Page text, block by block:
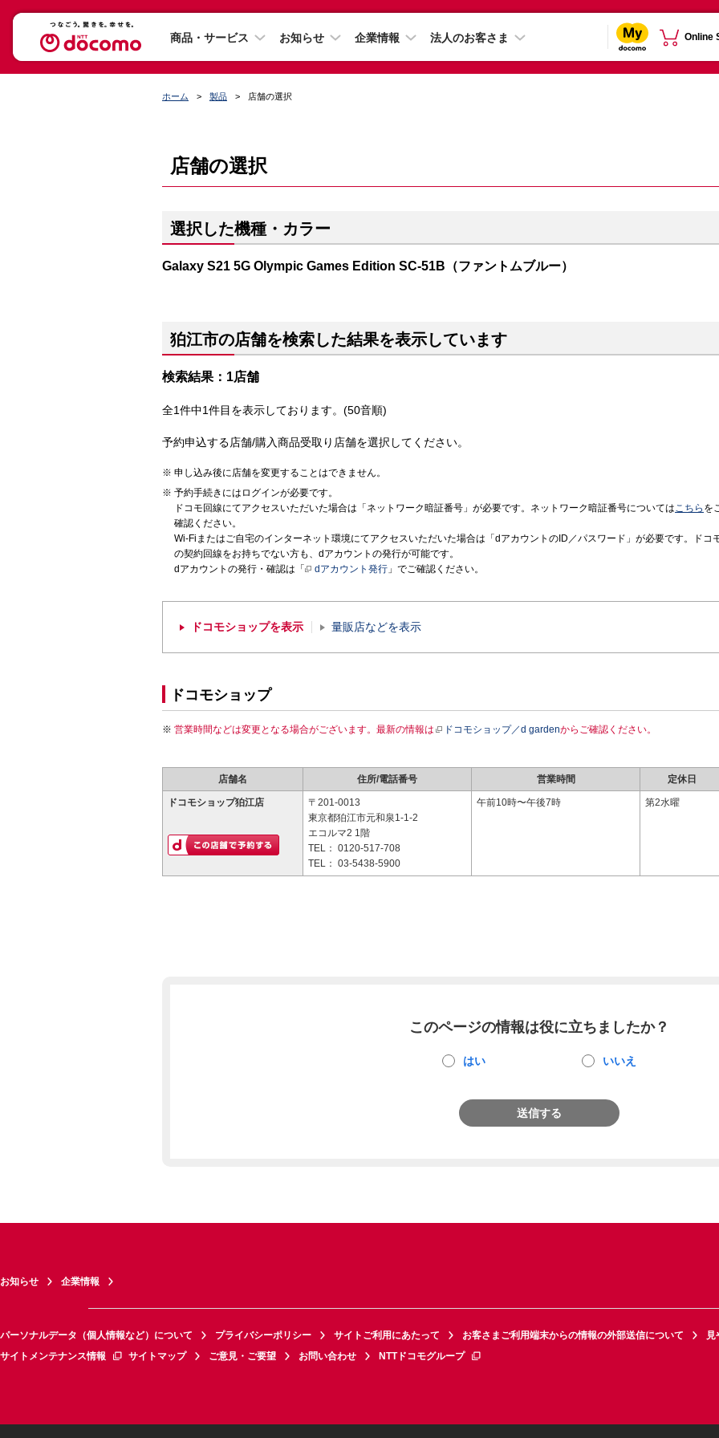
商品・サービス お知らせ 企業情報 法人のお客さま Online
ホーム 製品 店舗の選択
店舗の選択
選択した機種・カラー
Galaxy S21 5G Olympic Games Edition SC-51B（ファントムブルー）
狛江市の店舗を検索した結果を表示しています
検索結果：1店舗
全1件中1件目を表示しております。(50音順)
予約申込する店舗/購入商品受取り店舗を選択してください。
申し込み後に店舗を変更することはできません。
予約手続きにはログインが必要です。
ドコモ回線にてアクセスいただいた場合は「ネットワーク暗証番号」が必要です。ネットワーク暗証番号についてはこちら を
確認ください。
Wi-Fiまたはご自宅のインターネット環境にてアクセスいただいた場合は「dアカウントのID／パスワード」が必要です。ドコ
の契約回線をお持ちでない方も、dアカウントの発行が可能です。
dアカウントの発行・確認は「
dアカウント発行 」でご確認ください。
ドコモショップを表示 量販店などを表示
ドコモショップ
営業時間などは変更となる場合がございます。最新の情報は ドコモショップ／d gardenからご確認ください。
店舗名 住所/電話番号 営業時間 定休日
ドコモショップ狛江店
〒201-0013
東京都狛江市元和泉1-1-2
エコルマ2 1階
TEL： 0120-517-708
TEL： 03-5438-5900
午前10時〜午後7時 第2水曜
このページの情報は役に立ちましたか？
はい いいえ
送信する
お知らせ 企業情報
パーソナルデータ（個人情報など）について プライバシーポリシー サイトご利用にあたって お客さまご利用端末からの情報の外部送信について
見
サイトメンテナンス情報
サイトマップ ご意見・ご要望 お問い合わせ NTTドコモグループ